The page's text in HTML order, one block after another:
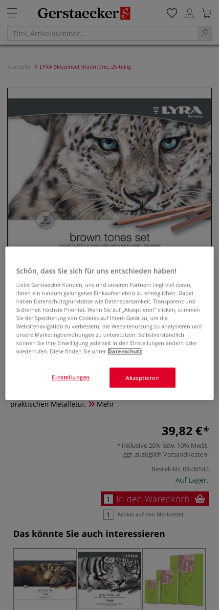
Startseite LYRA Skizzenset Brauntöne, 25-teilig
LYRA Skizzenset Brauntöne, 25-
teilig
Das LYRA Skizzenset Brauntöne enthält 25 hochwertige
praktischen Metalletui.
Mehr
39,82 €
inklusive 20% bzw. 10% MwSt,
ggf. zuzüglich Versandkosten.
Bestell-Nr.08-36543
Auf Lager.
In den Warenkorb
Artikel auf den Merkzettel
Das könnte Sie auch interessieren
Schön, dass Sie sich für uns entschieden haben!
Liebe Gerstaecker Kunden, uns und unseren Partnern liegt viel daran,
Ihnen ein rundum gelungenes Einkaufserlebnis zu ermöglichen. Dabei
haben Datenschutzgrundsätze wie Datensparsamkeit, Transparenz und
Sicherheit höchste Priorität. Wenn Sie auf „Akzeptieren“ klicken, stimmen
Sie der Speicherung von Cookies auf Ihrem Gerät zu, um die
Websitenavigation zu verbessern, die Websitenutzung zu analysieren und
unsere Marketingbemühungen zu unterstützen. Selbstverständlich
können Sie Ihre Einwilligung jederzeit in den Einstellungen ändern oder
wiederrufen. Diese finden Sie unter Datenschutz
Akzeptieren
Einstellungen